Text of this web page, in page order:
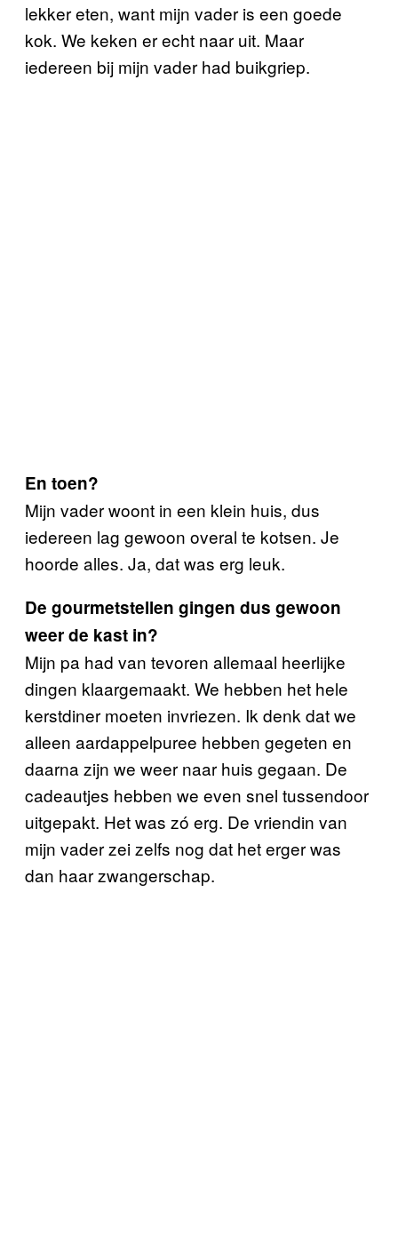
lekker eten, want mijn vader is een goede
kok. We keken er echt naar uit. Maar
iedereen bij mijn vader had buikgriep.
En toen?
Mijn vader woont in een klein huis, dus
iedereen lag gewoon overal te kotsen. Je
hoorde alles. Ja, dat was erg leuk.
De gourmetstellen gingen dus gewoon
weer de kast in?
Mijn pa had van tevoren allemaal heerlijke
dingen klaargemaakt. We hebben het hele
kerstdiner moeten invriezen. Ik denk dat we
alleen aardappelpuree hebben gegeten en
daarna zijn we weer naar huis gegaan. De
cadeautjes hebben we even snel tussendoor
uitgepakt. Het was zó erg. De vriendin van
mijn vader zei zelfs nog dat het erger was
dan haar zwangerschap.